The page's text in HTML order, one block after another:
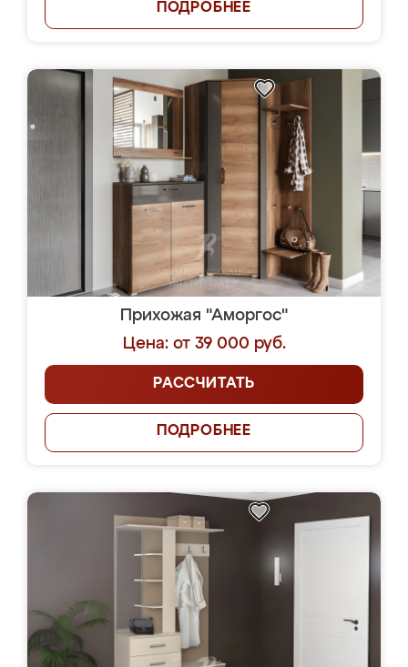
ПОДРОБНЕЕ
Прихожая "Аморгос"
Цена: от 39 000 руб.
РАССЧИТАТЬ
ПОДРОБНЕЕ